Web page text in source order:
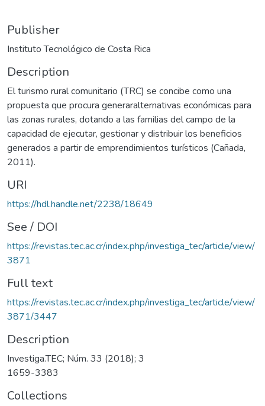
Publisher
Instituto Tecnológico de Costa Rica
Description
El turismo rural comunitario (TRC) se concibe como una
propuesta que procura generaralternativas económicas para
las zonas rurales, dotando a las familias del campo de la
capacidad de ejecutar, gestionar y distribuir los beneficios
generados a partir de emprendimientos turísticos (Cañada,
2011).
URI
https://hdl.handle.net/2238/18649
See / DOI
https://revistas.tec.ac.cr/index.php/investiga_tec/article/view/
3871
Full text
https://revistas.tec.ac.cr/index.php/investiga_tec/article/view/
3871/3447
Description
Investiga.TEC; Núm. 33 (2018); 3
1659-3383
Collections